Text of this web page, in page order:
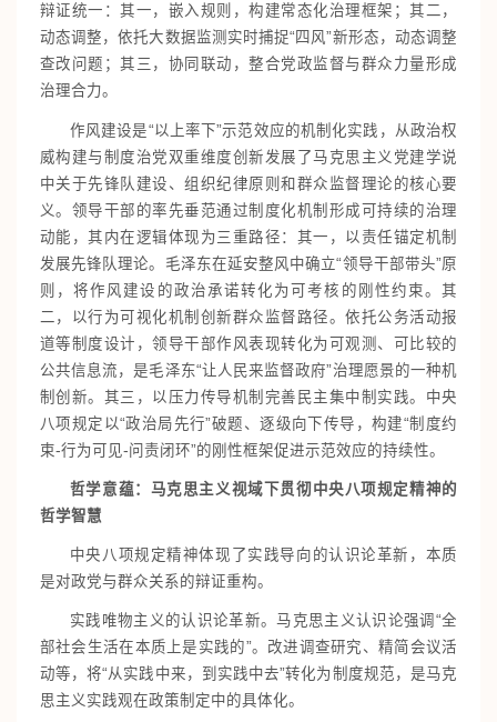
辩证统一：其一，嵌入规则，构建常态化治理框架；其二，
动态调整，依托大数据监测实时捕捉“四风”新形态，动态调整
查改问题；其三，协同联动，整合党政监督与群众力量形成
治理合力。
作风建设是“以上率下”示范效应的机制化实践，从政治权
威构建与制度治党双重维度创新发展了马克思主义党建学说
中关于先锋队建设、组织纪律原则和群众监督理论的核心要
义。领导干部的率先垂范通过制度化机制形成可持续的治理
动能，其内在逻辑体现为三重路径：其一，以责任锚定机制
发展先锋队理论。毛泽东在延安整风中确立“领导干部带头”原
则，将作风建设的政治承诺转化为可考核的刚性约束。其
二，以行为可视化机制创新群众监督路径。依托公务活动报
道等制度设计，领导干部作风表现转化为可观测、可比较的
公共信息流，是毛泽东“让人民来监督政府”治理愿景的一种机
制创新。其三，以压力传导机制完善民主集中制实践。中央
八项规定以“政治局先行”破题、逐级向下传导，构建“制度约
束-行为可见-问责闭环”的刚性框架促进示范效应的持续性。
哲学意蕴：马克思主义视域下贯彻中央八项规定精神的
哲学智慧
中央八项规定精神体现了实践导向的认识论革新，本质
是对政党与群众关系的辩证重构。
实践唯物主义的认识论革新。马克思主义认识论强调“全
部社会生活在本质上是实践的”。改进调查研究、精简会议活
动等，将“从实践中来，到实践中去”转化为制度规范，是马克
思主义实践观在政策制定中的具体化。